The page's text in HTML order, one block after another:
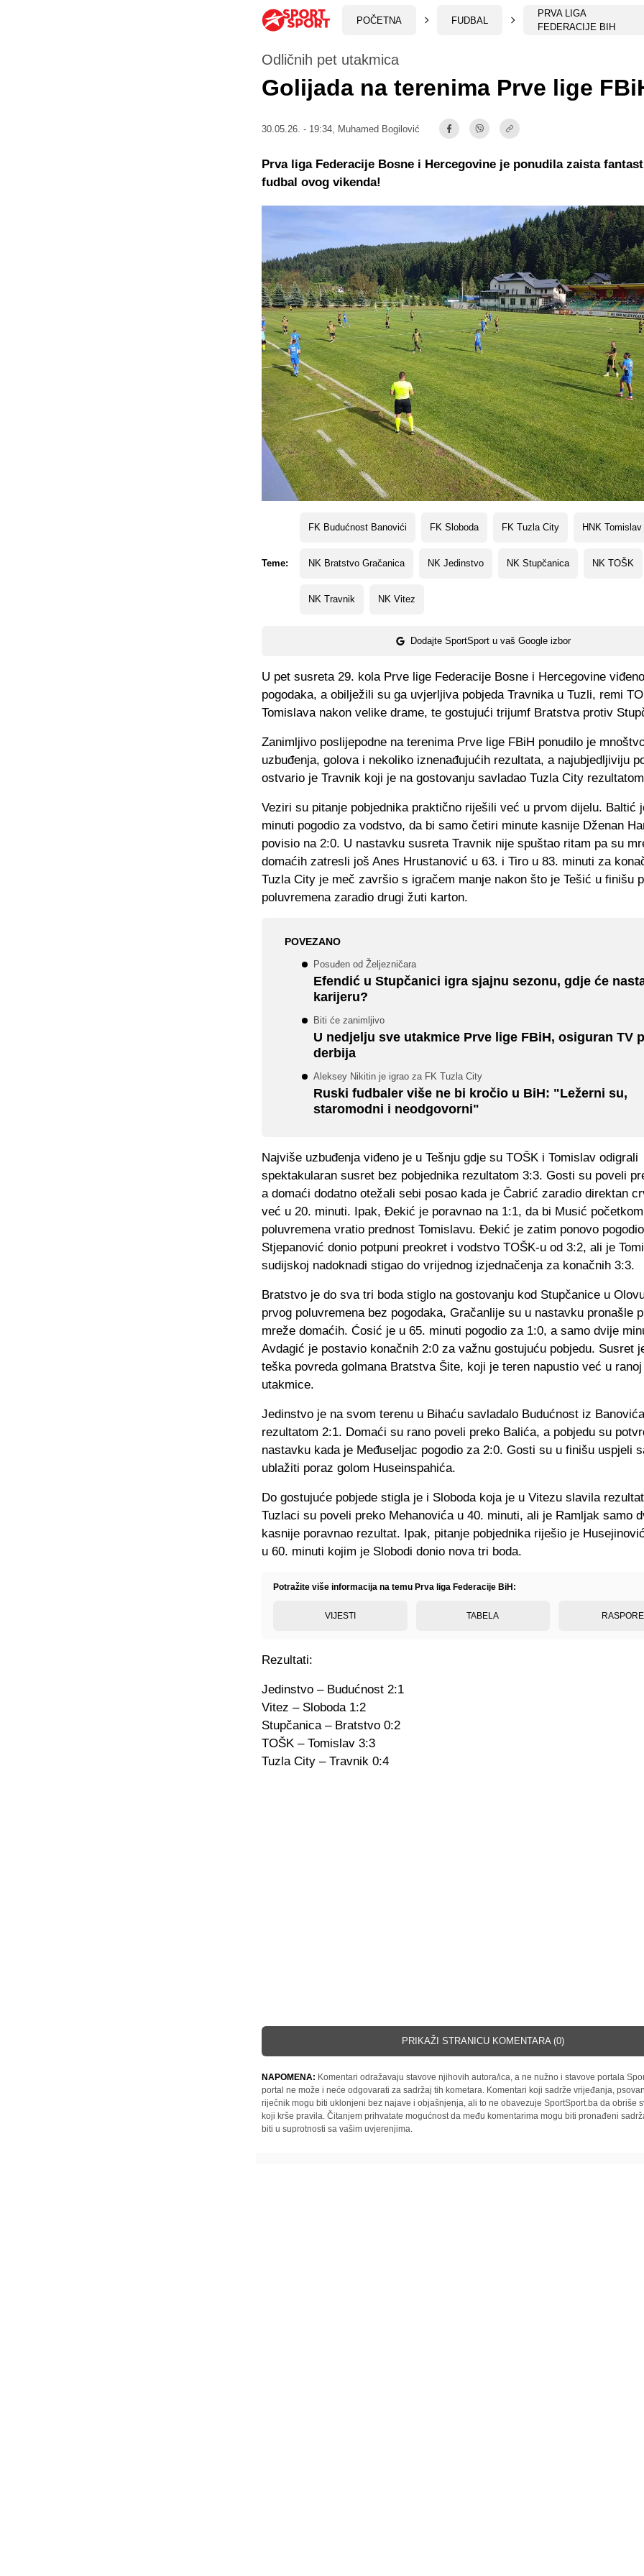
POČETNA FUDBAL
PRVA LIGA
FEDERACIJE BIH
Odličnih pet utakmica
Golijada na terenima Prve lige
30.05.26. - 19:34, Muhamed Bogilović
Teme:
FK Budućnost Banovići FK Sloboda FK Tuzla City HNK Tomislav
NK Bratstvo Gračanica NK Jedinstvo NK Stupčanica NK TOŠK
NK Travnik NK Vitez
Dodajte SportSport u vaš Google izbor
Prva liga Federacije Bosne i Hercegovine je ponudila zaista
fudbal ovog vikenda!
U pet susreta 29. kola Prve lige Federacije Bosne i Hercegovine
pogodaka, a obilježili su ga uvjerljiva pobjeda Travnika u Tuzli, remi
Tomislava nakon velike drame, te gostujući trijumf Bratstva protiv
Zanimljivo poslijepodne na terenima Prve lige FBiH ponudilo je
uzbuđenja, golova i nekoliko iznenađujućih rezultata, a najubjedljiviju
ostvario je Travnik koji je na gostovanju savladao Tuzla City
Veziri su pitanje pobjednika praktično riješili već u prvom dijelu. Baltić
minuti pogodio za vodstvo, da bi samo četiri minute kasnije Dženan
povisio na 2:0. U nastavku susreta Travnik nije spuštao ritam pa su
domaćih zatresli još Anes Hrustanović u 63. i Tiro u 83. minuti za
Tuzla City je meč završio s igračem manje nakon što je Tešić u finišu
poluvremena zaradio drugi žuti karton.
POVEZANO
Posuđen od Željezničara
Efendić u Stupčanici igra sjajnu sezonu, gdje će
karijeru?
Biti će zanimljivo
U nedjelju sve utakmice Prve lige FBiH, osiguran TV
derbija
Aleksey Nikitin je igrao za FK Tuzla City
Ruski fudbaler više ne bi kročio u BiH: "Ležerni su,
staromodni i neodgovorni"
Najviše uzbuđenja viđeno je u Tešnju gdje su TOŠK i Tomislav odigrali
spektakularan susret bez pobjednika rezultatom 3:3. Gosti su poveli
a domaći dodatno otežali sebi posao kada je Čabrić zaradio direktan
već u 20. minuti. Ipak, Đekić je poravnao na 1:1, da bi Musić
poluvremena vratio prednost Tomislavu. Đekić je zatim ponovo
Stjepanović donio potpuni preokret i vodstvo TOŠK-u od 3:2, ali je
sudijskoj nadoknadi stigao do vrijednog izjednačenja za konačnih 3:3.
Bratstvo je do sva tri boda stiglo na gostovanju kod Stupčanice u
prvog poluvremena bez pogodaka, Gračanlije su u nastavku pronašle
mreže domaćih. Ćosić je u 65. minuti pogodio za 1:0, a samo dvije
Avdagić je postavio konačnih 2:0 za važnu gostujuću pobjedu. Susret
teška povreda golmana Bratstva Šite, koji je teren napustio već u
utakmice.
Jedinstvo je na svom terenu u Bihaću savladalo Budućnost iz Banovića
rezultatom 2:1. Domaći su rano poveli preko Balića, a pobjedu su
nastavku kada je Međuseljac pogodio za 2:0. Gosti su u finišu uspjeli
ublažiti poraz golom Huseinspahića.
Do gostujuće pobjede stigla je i Sloboda koja je u Vitezu slavila
Tuzlaci su poveli preko Mehanovića u 40. minuti, ali je Ramljak samo
kasnije poravnao rezultat. Ipak, pitanje pobjednika riješio je
u 60. minuti kojim je Slobodi donio nova tri boda.
Potražite više informacija na temu Prva liga Federacije BiH:
VIJESTI TABELA
Rezultati:
Jedinstvo – Budućnost 2:1
Vitez – Sloboda 1:2
Stupčanica – Bratstvo 0:2
TOŠK – Tomislav 3:3
Tuzla City – Travnik 0:4
PRIKAŽI STRANICU KOMENTARA (0)
NAPOMENA: Komentari odražavaju stavove njihovih autora/ica, a ne nužno i stavove portala
portal ne može i neće odgovarati za sadržaj tih kometara. Komentari koji sadrže vrijeđanja,
riječnik mogu biti uklonjeni bez najave i objašnjenja, ali to ne obavezuje SportSport.ba da obriše
koji krše pravila. Čitanjem prihvatate mogućnost da među komentarima mogu biti pronađeni
biti u suprotnosti sa vašim uvjerenjima.